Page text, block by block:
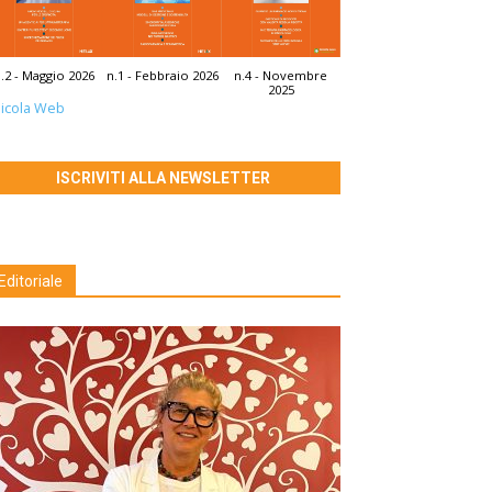
- Maggio 2026 n.1 - Febbraio 2026
n.4 - Novembre
2025
Web
ISCRIVITI ALLA NEWSLETTER